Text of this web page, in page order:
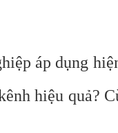
áp dụng
hiệu quả?